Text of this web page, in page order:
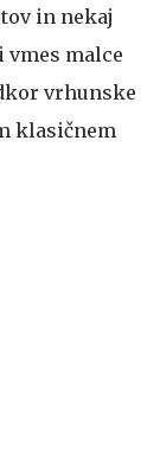
in nekaj
malce
vrhunske
klasičnem